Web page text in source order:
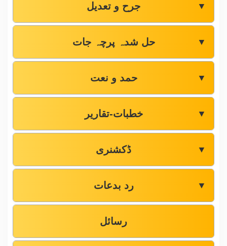
جرح و تعدیل ▼
حل شدہ پرچہ جات ▼
حمد و نعت ▼
خطبات-تقاریر ▼
ڈکشنری ▼
رد بدعات ▼
رسائل